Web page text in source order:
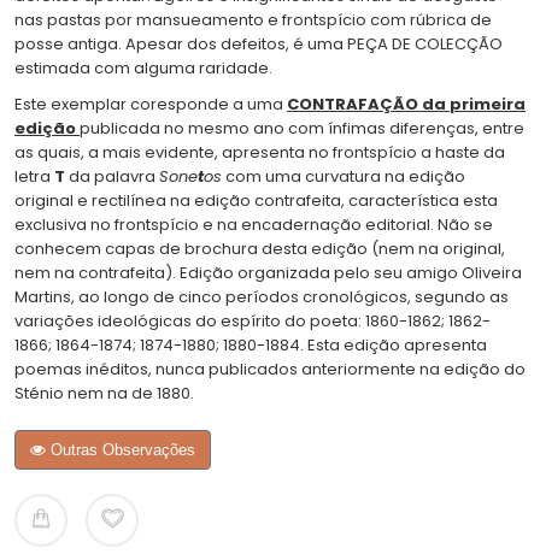
nas pastas por mansueamento e frontspício com rúbrica de
posse antiga. Apesar dos defeitos, é uma PEÇA DE COLECÇÃO
estimada com alguma raridade.
Este exemplar coresponde a uma CONTRAFAÇÃO da primeira
ediçãopublicada no mesmo ano com ínfimas diferenças, entre
as quais, a mais evidente, apresenta no frontspício a haste da
letra T da palavra Sonetos com uma curvatura na edição
original e rectilínea na edição contrafeita, característica esta
exclusiva no frontspício e na encadernação editorial. Não se
conhecem capas de brochura desta edição (nem na original,
nem na contrafeita). Edição organizada pelo seu amigo Oliveira
Martins, ao longo de cinco períodos cronológicos, segundo as
variações ideológicas do espírito do poeta: 1860-1862; 1862-
1866; 1864-1874; 1874-1880; 1880-1884. Esta edição apresenta
poemas inéditos, nunca publicados anteriormente na edição do
Sténio nem na de 1880.
Outras Observações